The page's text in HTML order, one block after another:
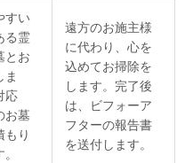
すい
る霊
とお
ま
応
お墓
もり
遠方のお施主様
に代わり、心を
込めてお掃除を
します。完了後
は、ビフォーア
フターの報告書
を送付します。